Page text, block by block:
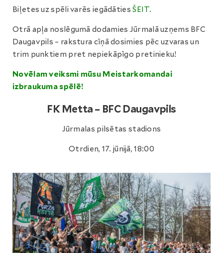
Biļetes uz spēli varēs iegādātiesŠEIT.
Otrā apļa noslēgumā dodamies Jūrmalā uzņems BFC
Daugavpils – rakstura cīņā dosimies pēc uzvaras un
trim punktiem pret nepiekāpīgo pretinieku!
Novēlam veiksmi mūsu Meistarkomandai
izbraukuma spēlē!
FK Metta – BFC Daugavpils
Jūrmalas pilsētas stadions
Otrdien, 17. jūnijā, 18:00